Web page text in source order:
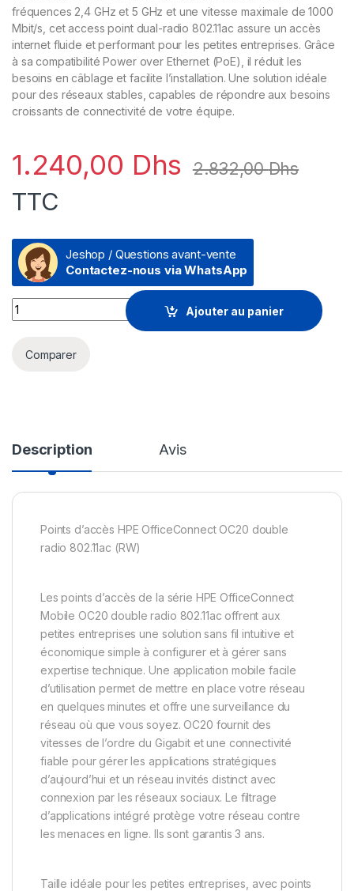
fréquences 2,4 GHz et 5 GHz et une vitesse maximale de 1000
Mbit/s, cet access point dual-radio 802.11ac assure un accès
internet fluide et performant pour les petites entreprises. Grâce
à sa compatibilité Power over Ethernet (PoE), il réduit les
besoins en câblage et facilite l’installation. Une solution idéale
pour des réseaux stables, capables de répondre aux besoins
croissants de connectivité de votre équipe.
1.240,00 Dhs 2.832,00Dhs
TTC
Jeshop / Questions avant-vente
Contactez-nous via WhatsApp
Points d'accès HPE OfficeConnect OC20 double radio
Ajouter au panier
Comparer
Description Avis
Points d’accès HPE OfficeConnect OC20 double
radio 802.11ac (RW)
Les points d’accès de la série HPE OfficeConnect
Mobile OC20 double radio 802.11ac offrent aux
petites entreprises une solution sans fil intuitive et
économique simple à configurer et à gérer sans
expertise technique. Une application mobile facile
d’utilisation permet de mettre en place votre réseau
en quelques minutes et offre une surveillance du
réseau où que vous soyez. OC20 fournit des
vitesses de l’ordre du Gigabit et une connectivité
fiable pour gérer les applications stratégiques
d’aujourd’hui et un réseau invités distinct avec
connexion par les réseaux sociaux. Le filtrage
d’applications intégré protège votre réseau contre
les menaces en ligne. Ils sont garantis 3 ans.
Taille idéale pour les petites entreprises, avec points